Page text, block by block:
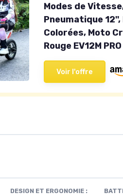
Modes de
Pneumatique
Colorées, Moto
Rouge EV12M PRO
Voir l'offre
DESIGN ET ERGONOMIE :